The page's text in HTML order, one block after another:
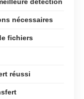
nécessaires
fichiers
réussi